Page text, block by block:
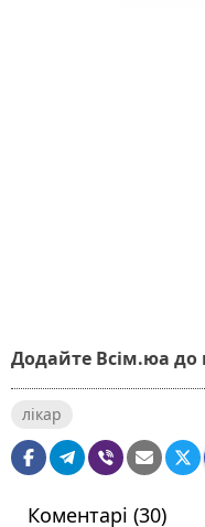
Додайте Всім.юа
лікар
Коментарі (30)